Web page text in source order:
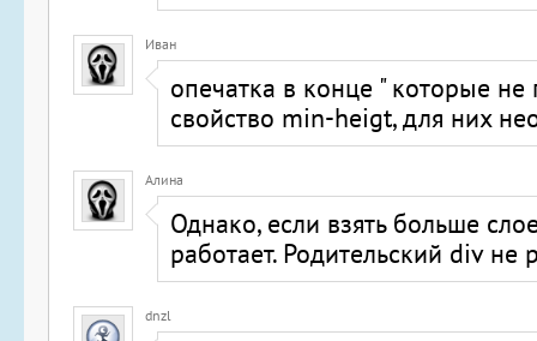
Иван
опечатка в конце " которые
свойство min-heigt, для них
Алина
Однако, если взять больше
работает. Родительский div не
dnzl